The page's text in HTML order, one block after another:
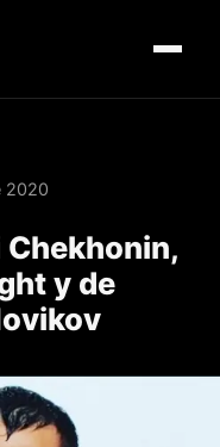
2020
y de